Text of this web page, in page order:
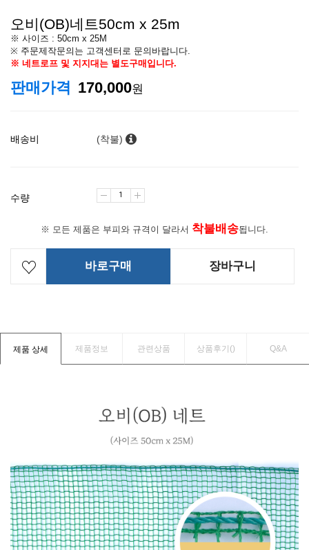
오비(OB)네트50cm x 25m
※ 사이즈 : 50cm x 25M
※ 주문제작문의는 고객센터로 문의바랍니다.
※ 네트로프 및 지지대는 별도구매입니다.
판매가격 170,000원
배송비 (착불)
수량
※ 모든 제품은 부피와 규격이 달라서 착불배송됩니다.
바로구매 장바구니
제품 상세 제품정보 관련상품 상품후기() Q&A